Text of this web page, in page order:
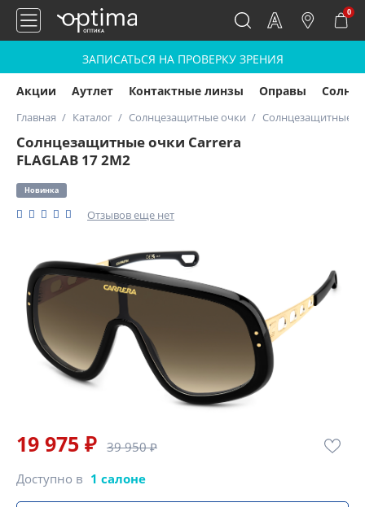
0
ЗАПИСАТЬСЯ НА ПРОВЕРКУ ЗРЕНИЯ
Акции Аутлет Контактные линзы Оправы
Главная Каталог Солнцезащитные очки Солнцезащитные
Солнцезащитные очки Carrera
FLAGLAB 17 2M2
Новинка
Отзывов еще нет
19 975 ₽ 39 950 ₽
Доступно в 1 салоне